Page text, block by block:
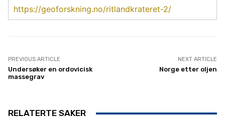
https://geoforskning.no/ritlandkrateret-2/
PREVIOUS ARTICLE
Undersøker en ordovicisk
massegrav
NEXT ARTICLE
Norge etter oljen
RELATERTE SAKER